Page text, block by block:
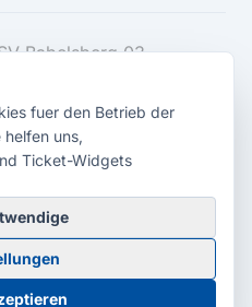
entwickelt durch dieMedienagentur
DatenschutzImpressum
fuer den Betrieb der
uns,
Ticket-Widgets